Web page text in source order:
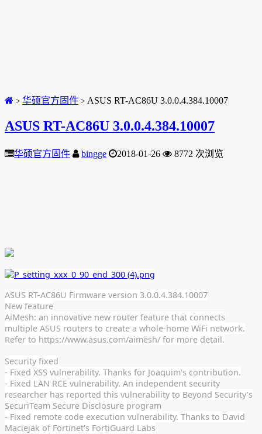
> 华硕官方固件 > ASUS RT-AC86U 3.0.0.4.384.10007
ASUS RT-AC86U 3.0.0.4.384.10007
华硕官方固件 bingge 2018-01-26 8772 次浏览
ASUS RT-AC86U Firmware version 3.0.0.4.384.10007
New feature
AiMesh: an innovative new router feature that connects
multiple ASUS routers to create a whole-home WiFi network.
Refer to https://www.asus.com/aimesh/ for more detail.
Security fixed
- Fixed XSS vulnerability. Thanks for Joaquim's contribution.
- Fixed LAN RCE vulnerability. An independent security
researcher has reported this vulnerability to Beyond Security’s
SecuriTeam Secure Disclosure program
- Fixed remote code execution vulnerability. Thanks to David
Maciejak of Fortinet's FortiGuard Labs